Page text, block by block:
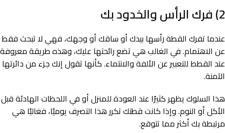
2) فرك الرأس والخدود بك
عندما تفرك القطة رأسها بيدك أو ساقك أو وجهك، فهي لا تبحث فقط
عن الاهتمام. في الغالب هي تضع رائحتها عليك، وهذه طريقة معروفة
عند القطط للتعبير عن الألفة والانتماء. كأنها تقول إنك جزء من دائرتها
الآمنة.
هذا السلوك يظهر كثيرًا عند العودة للمنزل أو في اللحظات الهادئة قبل
الأكل أو النوم. وإذا كانت قطتك تكرر هذا التصرف يوميًا، فغالبًا هي
مرتبطة بك أكثر مما تتوقع.